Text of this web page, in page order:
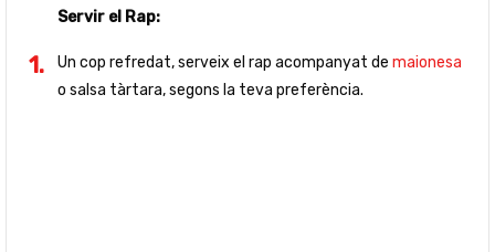
Servir el Rap:
Un cop refredat, serveix el rap acompanyat de maionesa
o salsa tàrtara, segons la teva preferència.